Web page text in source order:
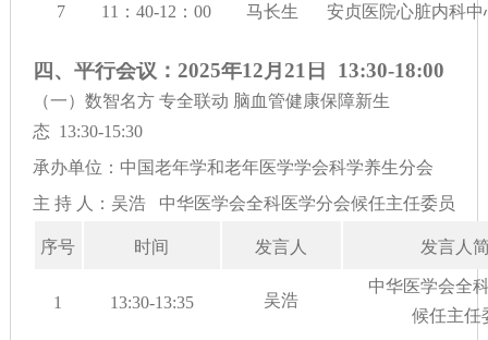
7 11：40-12：00 马长生 安贞医院心脏内科
四、 平行会议：2025年12月21日 13:30-18:00
（一）数智名方 专全联动 脑血管健康保障新生
态 13:30-15:30
承办单位：中国老年学和老年医学学会科学养生分会
主 持 人：吴浩 中华医学会全科医学分会候任主任委员
序号 时间 发言人 发言人
1 13:30-13:35 吴浩
中华医学会全
候任主任